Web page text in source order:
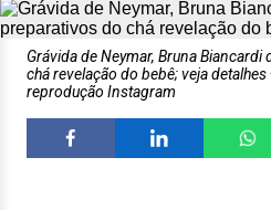
Grávida de Neymar, Bruna
chá revelação do bebê; veja detalhes
reprodução Instagram